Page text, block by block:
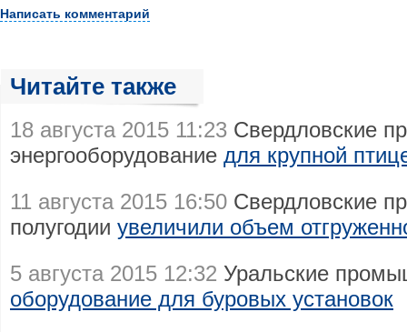
Написать комментарий
Читайте также
18 августа 2015 11:23 Свердловские
энергооборудование для крупной
11 августа 2015 16:50 Свердловские
полугодии увеличили объем
5 августа 2015 12:32 Уральские
оборудование для буровых установок